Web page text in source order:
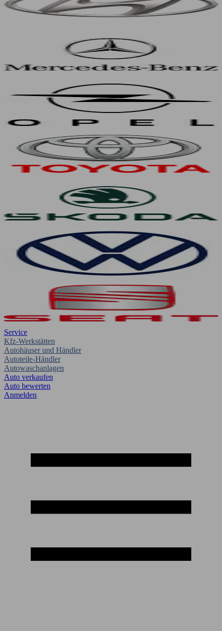
Service
Kfz-Werkstätten
Autohäuser und Händler
Autoteile-Händler
Autowaschanlagen
Auto verkaufen
Auto bewerten
Anmelden